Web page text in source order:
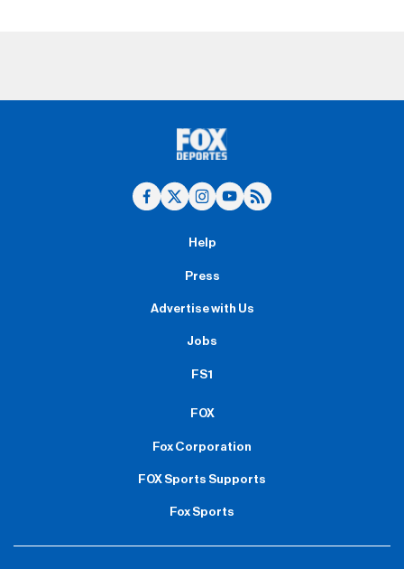
Help
Press
Advertise with Us
Jobs
FS1
FOX
Fox Corporation
FOX Sports Supports
Fox Sports